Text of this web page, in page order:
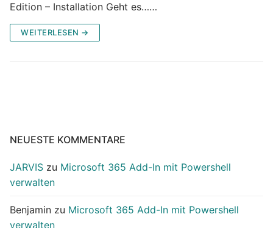
Edition – Installation Geht es……
WEITERLESEN →
NEUESTE KOMMENTARE
JARVIS zu Microsoft 365 Add-In mit Powershell
verwalten
Benjamin zu Microsoft 365 Add-In mit Powershell
verwalten